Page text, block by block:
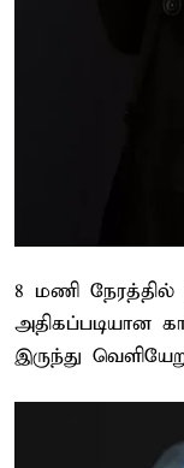
8 மணி நேரத்தில்
அதிகப்படியான
இருந்து